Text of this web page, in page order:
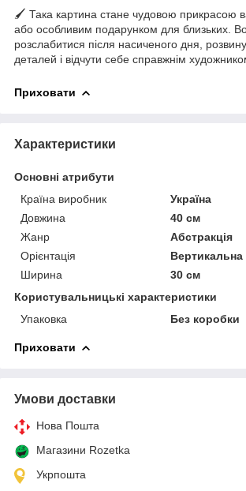
🖌 Така картина стане чудовою прикрасою
або особливим подарунком для близьких.
розслабитися після насиченого дня,
деталей і відчути себе справжнім
Приховати
Характеристики
Основні атрибути
Країна виробник
Україна
Довжина
40 см
Жанр
Абстракція
Орієнтація
Вертикальна
Ширина
30 см
Користувальницькі характеристики
Упаковка
Без коробки
Приховати
Умови доставки
Нова Пошта
Магазини Rozetka
Укрпошта